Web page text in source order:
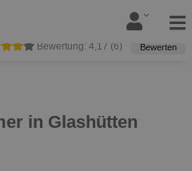
in Glashütten
Bewertung: 4,17 (6) Bewerten